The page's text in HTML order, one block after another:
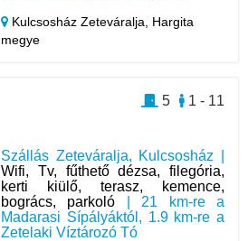
Kulcsosház Zeteváralja, Hargita
megye
Szállás Zeteváralja, Kulcsosház |
Wifi, Tv, fűthető dézsa, filegória,
kerti kiülő, terasz, kemence,
bogrács, parkoló | 21 km-re a
Madarasi Sípályáktól, 1.9 km-re a
Zetelaki Víztározó Tó
1 - 11
5